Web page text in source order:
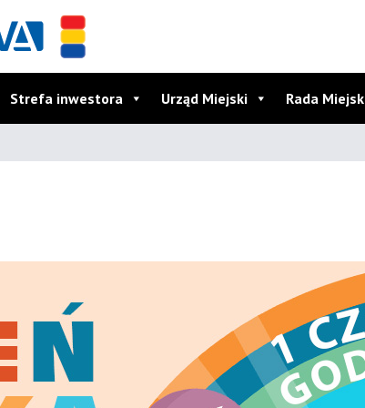
Strefa inwestora Urząd Miejski Rada